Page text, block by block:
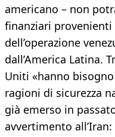
americano – non
finanziari provenienti
dell’operazione
dall’America Latina.
Uniti «hanno
ragioni di sicurezza
già emerso in
avvertimento